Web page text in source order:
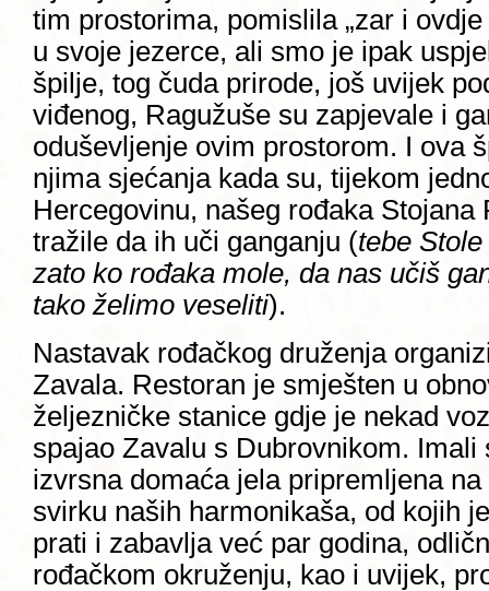
tim prostorima, pomislila „zar i
u svoje jezerce, ali smo je ipak
špilje, tog čuda prirode, još uvijek
viđenog, Ragužuše su zapjevale i
oduševljenje ovim prostorom. I ova
njima sjećanja kada su, tijekom
Hercegovinu, našeg rođaka Stojana
tražile da ih uči ganganju (tebe
zato ko rođaka mole, da nas učiš
tako želimo veseliti).
Nastavak rođačkog druženja
Zavala. Restoran je smješten u
željezničke stanice gdje je nekad
spajao Zavalu s Dubrovnikom. Imali
izvrsna domaća jela pripremljena
svirku naših harmonikaša, od kojih
prati i zabavlja već par godina,
rođačkom okruženju, kao i uvijek,